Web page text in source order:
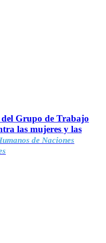
Grupo de Trabajo
las mujeres y las
de Naciones